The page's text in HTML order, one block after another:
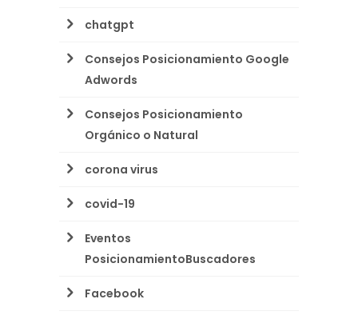
chatgpt
Consejos Posicionamiento Google
Adwords
Consejos Posicionamiento
Orgánico o Natural
corona virus
covid-19
Eventos
PosicionamientoBuscadores
Facebook